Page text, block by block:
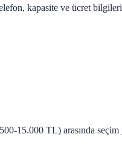
kapasite ve ücret
15.000 TL) arasında